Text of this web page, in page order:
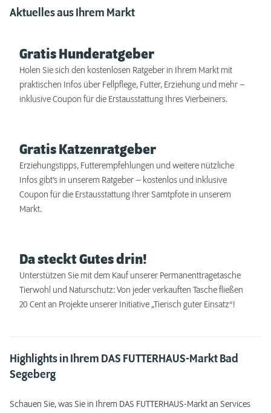
Aktuelles aus Ihrem Markt
Gratis Hunderatgeber
Holen Sie sich den kostenlosen Ratgeber in Ihrem Markt mit
praktischen Infos über Fellpflege, Futter, Erziehung und mehr –
inklusive Coupon für die Erstausstattung Ihres Vierbeiners.
Gratis Katzenratgeber
Erziehungstipps, Futterempfehlungen und weitere nützliche
Infos gibt’s in unserem Ratgeber – kostenlos und inklusive
Coupon für die Erstausstattung Ihrer Samtpfote in unserem
Markt.
Da steckt Gutes drin!
Unterstützen Sie mit dem Kauf unserer Permanenttragetasche
Tierwohl und Naturschutz: Von jeder verkauften Tasche fließen
20 Cent an Projekte unserer Initiative „Tierisch guter Einsatz“!
Highlights in Ihrem DAS FUTTERHAUS-Markt Bad
Segeberg
Schauen Sie, was Sie in Ihrem DAS FUTTERHAUS-Markt an Services